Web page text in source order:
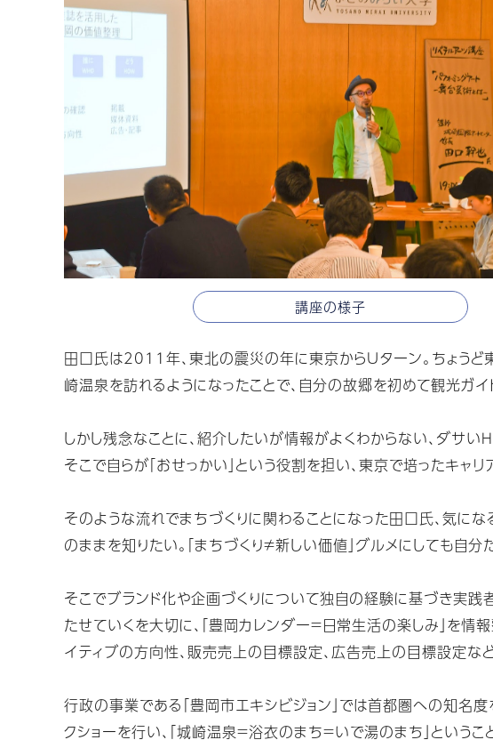
講座の様子
田口氏は2011年、東北の震災の年に東京からUターン。ちょう
崎温泉を訪れるようになったことで、自分の故郷を初めて観光ガ
しかし残念なことに、紹介したいが情報がよくわからない、ダサい
そこで自らが「おせっかい」という役割を担い、東京で培ったキャ
そのような流れでまちづくりに関わることになった田口氏、気に
のままを知りたい。「まちづくり≠新しい価値」グルメにしても自
そこでブランド化や企画づくりについて独自の経験に基づき実践
たせていくを大切に、「豊岡カレンダー＝日常生活の楽しみ」を
イティブの方向性、販売売上の目標設定、広告売上の目標設定な
行政の事業である「豊岡市エキシビジョン」では首都圏への知
クショーを行い、「城崎温泉＝浴衣のまち＝いで湯のまち」とい